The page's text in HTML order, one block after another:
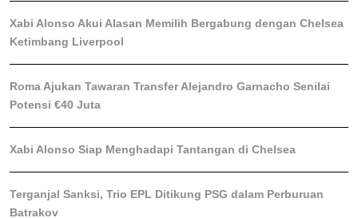
Xabi Alonso Akui Alasan Memilih Bergabung dengan Chelsea
Ketimbang Liverpool
Roma Ajukan Tawaran Transfer Alejandro Garnacho Senilai
Potensi €40 Juta
Xabi Alonso Siap Menghadapi Tantangan di Chelsea
Terganjal Sanksi, Trio EPL Ditikung PSG dalam Perburuan
Batrakov